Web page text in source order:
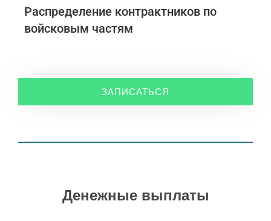
Распределение контрактников по
войсковым частям
ЗАПИСАТЬСЯ
Денежные выплаты